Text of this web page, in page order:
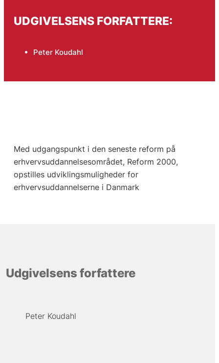
UDGIVELSENS FORFATTERE:
Peter Koudahl
Med udgangspunkt i den seneste reform på
erhvervsuddannelsesområdet, Reform 2000,
opstilles udviklingsmuligheder for
erhvervsuddannelserne i Danmark
Udgivelsens forfattere
Peter Koudahl